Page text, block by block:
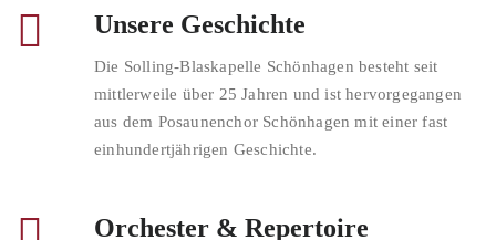
Unsere Geschichte
Die Solling-Blaskapelle Schönhagen besteht seit
mittlerweile über 25 Jahren und ist hervorgegangen
aus dem Posaunenchor Schönhagen mit einer fast
einhundertjährigen Geschichte.
Orchester & Repertoire